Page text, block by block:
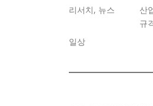
리서치, 뉴스
산
규
일상